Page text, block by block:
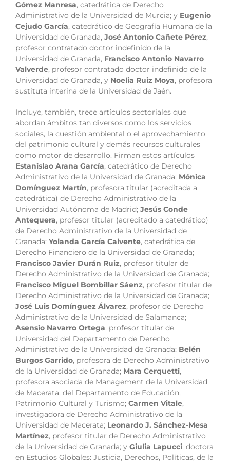
Gómez Manresa, catedrática de Derecho
Administrativo de la Universidad de Murcia; y Eugenio
Cejudo García, catedrático de Geografía Humana de la
Universidad de Granada, José Antonio Cañete Pérez,
profesor contratado doctor indefinido de la
Universidad de Granada, Francisco Antonio Navarro
Valverde, profesor contratado doctor indefinido de la
Universidad de Granada, y Noelia Ruiz Moya, profesora
sustituta interina de la Universidad de Jaén.
Incluye, también, trece artículos sectoriales que
abordan ámbitos tan diversos como los servicios
sociales, la cuestión ambiental o el aprovechamiento
del patrimonio cultural y demás recursos culturales
como motor de desarrollo. Firman estos artículos
Estanislao Arana García, catedrático de Derecho
Administrativo de la Universidad de Granada; Mónica
Domínguez Martín, profesora titular (acreditada a
catedrática) de Derecho Administrativo de la
Universidad Autónoma de Madrid; Jesús Conde
Antequera, profesor titular (acreditado a catedrático)
de Derecho Administrativo de la Universidad de
Granada; Yolanda García Calvente, catedrática de
Derecho Financiero de la Universidad de Granada;
Francisco Javier Durán Ruiz, profesor titular de
Derecho Administrativo de la Universidad de Granada;
Francisco Miguel Bombillar Sáenz, profesor titular de
Derecho Administrativo de la Universidad de Granada;
José Luis Domínguez Álvarez, profesor de Derecho
Administrativo de la Universidad de Salamanca;
Asensio Navarro Ortega, profesor titular de
Universidad del Departamento de Derecho
Administrativo de la Universidad de Granada; Belén
Burgos Garrido, profesora de Derecho Administrativo
de la Universidad de Granada; Mara Cerquetti,
profesora asociada de Management de la Universidad
de Macerata, del Departamento de Educación,
Patrimonio Cultural y Turismo; Carmen Vitale,
investigadora de Derecho Administrativo de la
Universidad de Macerata; Leonardo J. Sánchez-Mesa
Martínez, profesor titular de Derecho Administrativo
de la Universidad de Granada; y Giulia Lapucci, doctora
en Estudios Globales: Justicia, Derechos, Políticas, de la